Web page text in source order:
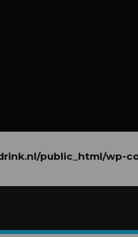
public_html/wp-